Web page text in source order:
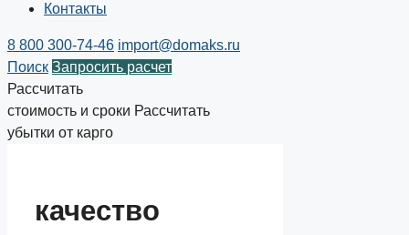
Контакты
8 800 300-74-46 import@domaks.ru
Поиск Запросить расчет
Рассчитать
стоимость и сроки Рассчитать
убытки от карго
качество